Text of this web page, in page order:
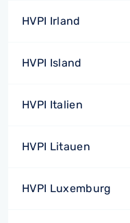
HVPI Irland
HVPI Island
HVPI Italien
HVPI Litauen
HVPI Luxemburg